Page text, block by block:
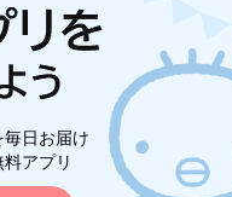
日お届け
アプリ